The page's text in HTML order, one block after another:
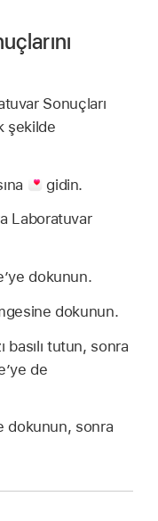
Sonuçları
şekilde
gidin.
Laboratuvar
dokunun.
dokunun.
basılı tutun, sonra
de
dokunun, sonra